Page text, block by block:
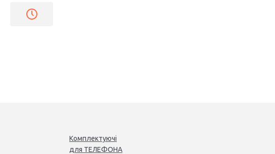
Комплектуючі
для ТЕЛЕФОНА